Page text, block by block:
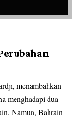
menambahkan
menghadapi dua
Namun, Bahrain